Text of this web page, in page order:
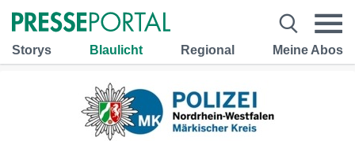
Storys Blaulicht Regional Meine Abos